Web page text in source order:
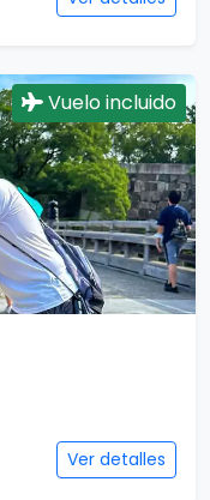
Vuelo incluido
Ver detalles